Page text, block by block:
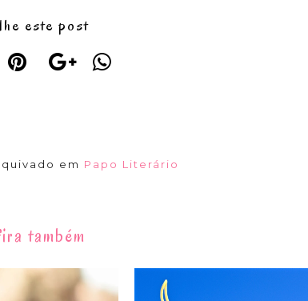
este post
em Papo Literário
também